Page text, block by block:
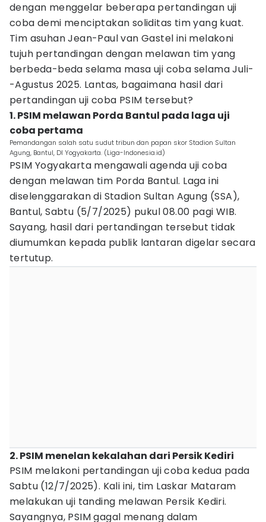
dengan menggelar beberapa pertandingan uji
coba demi menciptakan soliditas tim yang kuat.
Tim asuhan Jean-Paul van Gastel ini melakoni
tujuh pertandingan dengan melawan tim yang
berbeda-beda selama masa uji coba selama Juli-
-Agustus 2025. Lantas, bagaimana hasil dari
pertandingan uji coba PSIM tersebut?
1. PSIM melawan Porda Bantul pada laga uji
coba pertama
Pemandangan salah satu sudut tribun dan papan skor Stadion Sultan
Agung, Bantul, DI Yogyakarta. (Liga-Indonesia.id)
PSIM Yogyakarta mengawali agenda uji coba
dengan melawan tim Porda Bantul. Laga ini
diselenggarakan di Stadion Sultan Agung (SSA),
Bantul, Sabtu (5/7/2025) pukul 08.00 pagi WIB.
Sayang, hasil dari pertandingan tersebut tidak
diumumkan kepada publik lantaran digelar secara
tertutup.
2. PSIM menelan kekalahan dari Persik Kediri
PSIM melakoni pertandingan uji coba kedua pada
Sabtu (12/7/2025). Kali ini, tim Laskar Mataram
melakukan uji tanding melawan Persik Kediri.
Sayangnya, PSIM gagal menang dalam